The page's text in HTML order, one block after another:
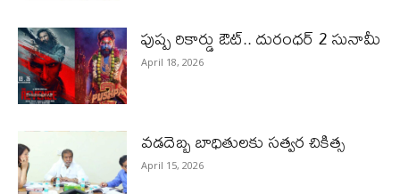
పుష్ప రికార్డు ఔట్‌.. దురంధ‌ర్ 2 సునామీ
April 18, 2026
వడదెబ్బ బాధితులకు సత్వర చికిత్స
April 15, 2026